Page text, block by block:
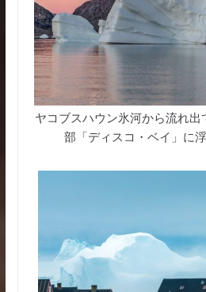
ヤコブスハウン氷河から流れ
部「ディスコ・ベイ」に